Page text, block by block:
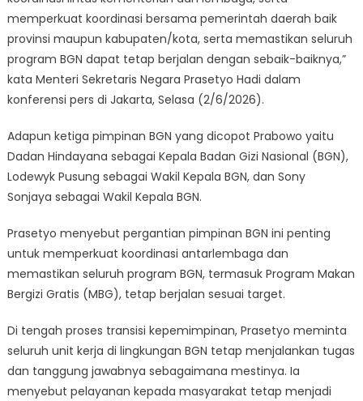
memperkuat koordinasi bersama pemerintah daerah baik
provinsi maupun kabupaten/kota, serta memastikan seluruh
program BGN dapat tetap berjalan dengan sebaik-baiknya,”
kata Menteri Sekretaris Negara Prasetyo Hadi dalam
konferensi pers di Jakarta, Selasa (2/6/2026).
Adapun ketiga pimpinan BGN yang dicopot Prabowo yaitu
Dadan Hindayana sebagai Kepala Badan Gizi Nasional (BGN),
Lodewyk Pusung sebagai Wakil Kepala BGN, dan Sony
Sonjaya sebagai Wakil Kepala BGN.
Prasetyo menyebut pergantian pimpinan BGN ini penting
untuk memperkuat koordinasi antarlembaga dan
memastikan seluruh program BGN, termasuk Program Makan
Bergizi Gratis (MBG), tetap berjalan sesuai target.
Di tengah proses transisi kepemimpinan, Prasetyo meminta
seluruh unit kerja di lingkungan BGN tetap menjalankan tugas
dan tanggung jawabnya sebagaimana mestinya. Ia
menyebut pelayanan kepada masyarakat tetap menjadi